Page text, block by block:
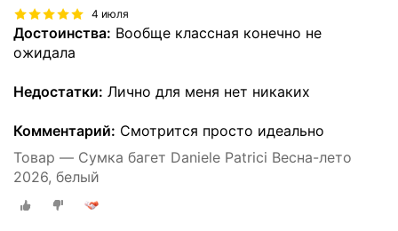
4 июля
Достоинства: Вообще классная конечно не
ожидала
Недостатки: Лично для меня нет никаких
Комментарий: Смотрится просто идеально
Товар — Сумка багет Daniele Patrici Весна-лето
2026, белый